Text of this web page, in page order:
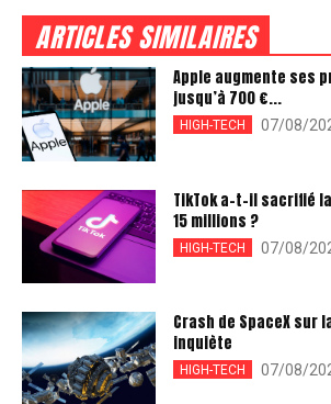
ARTICLES SIMILAIRES
Apple augmente ses
jusqu’à 700 €...
HIGH-TECH 07/08/
TikTok a-t-il sacrifié
15 millions ?
HIGH-TECH 07/08/
Crash de SpaceX sur
inquiète
HIGH-TECH 07/08/